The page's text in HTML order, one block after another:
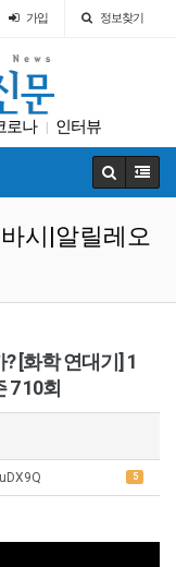
가입 정보찾기
로나 인터뷰
교육정책
시|알릴레오
[화학 연대기] 1
7 10회
5